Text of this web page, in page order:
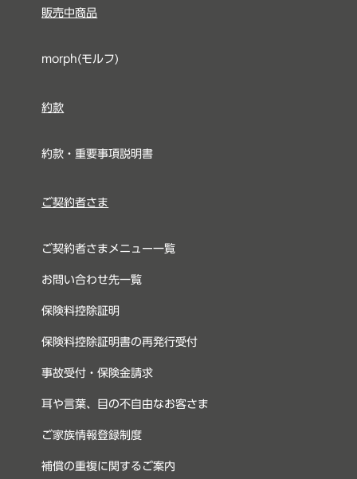
販売中商品
morph(モルフ)
約款
約款・重要事項説明書
ご契約者さま
ご契約者さまメニュー一覧
お問い合わせ先一覧
保険料控除証明
保険料控除証明書の再発行受付
事故受付・保険金請求
耳や言葉、目の不自由なお客さま
ご家族情報登録制度
補償の重複に関するご案内